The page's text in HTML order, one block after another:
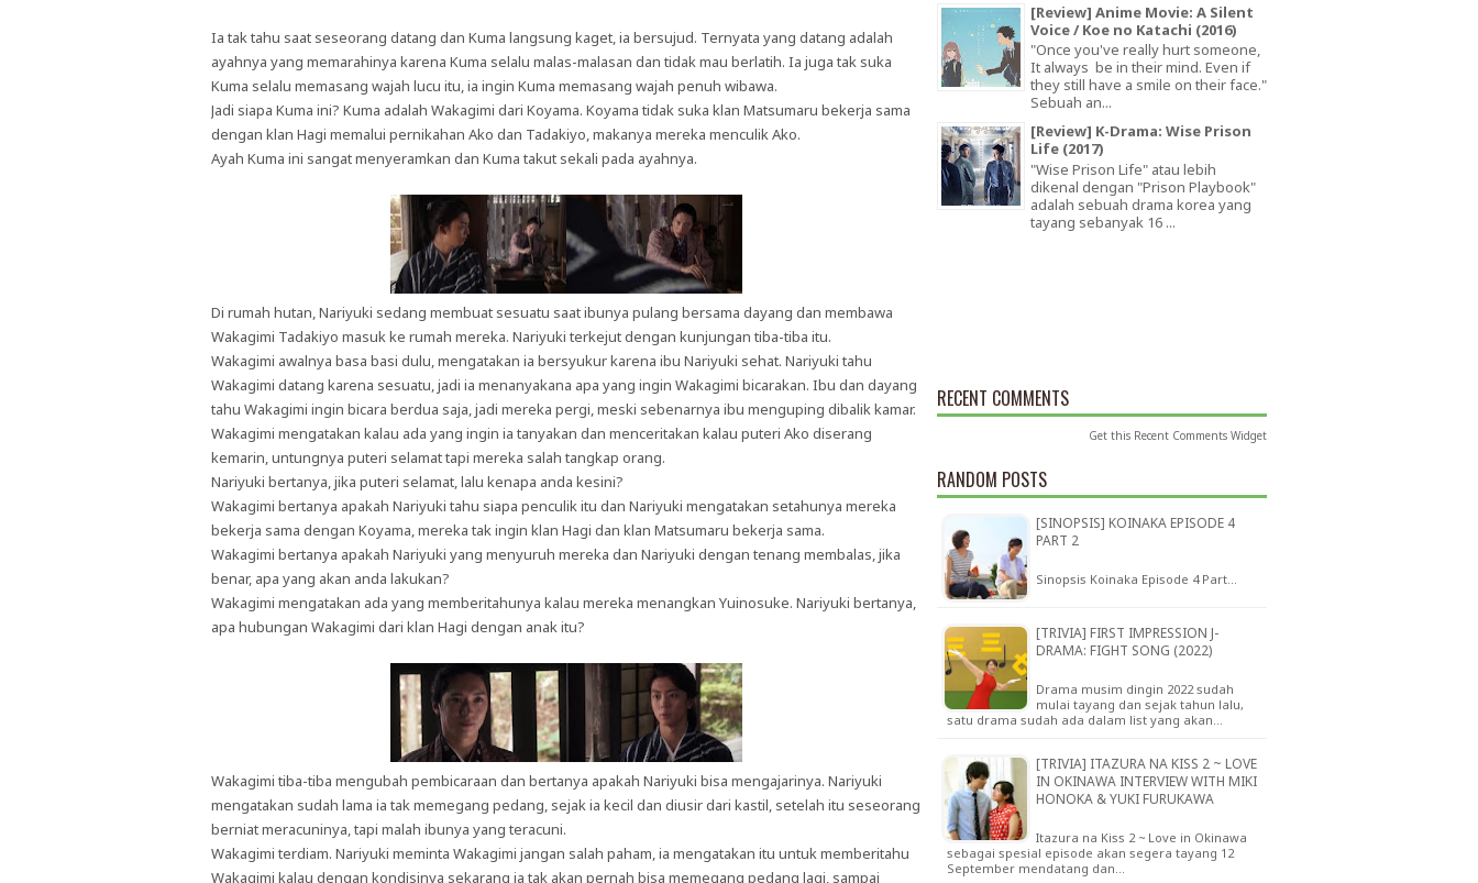
Ia tak tahu saat seseorang datang dan Kuma langsung kaget, ia bersujud. Ternyata yang datang adalah
ayahnya yang memarahinya karena Kuma selalu malas-malasan dan tidak mau berlatih. Ia juga tak suka
Kuma selalu memasang wajah lucu itu, ia ingin Kuma memasang wajah penuh wibawa.
Jadi siapa Kuma ini? Kuma adalah Wakagimi dari Koyama. Koyama tidak suka klan Matsumaru bekerja sama
dengan klan Hagi memalui pernikahan Ako dan Tadakiyo, makanya mereka menculik Ako.
Ayah Kuma ini sangat menyeramkan dan Kuma takut sekali pada ayahnya.
Di rumah hutan, Nariyuki sedang membuat sesuatu saat ibunya pulang bersama dayang dan membawa
Wakagimi Tadakiyo masuk ke rumah mereka. Nariyuki terkejut dengan kunjungan tiba-tiba itu.
Wakagimi awalnya basa basi dulu, mengatakan ia bersyukur karena ibu Nariyuki sehat. Nariyuki tahu
Wakagimi datang karena sesuatu, jadi ia menanyakana apa yang ingin Wakagimi bicarakan. Ibu dan dayang
tahu Wakagimi ingin bicara berdua saja, jadi mereka pergi, meski sebenarnya ibu menguping dibalik kamar.
Wakagimi mengatakan kalau ada yang ingin ia tanyakan dan menceritakan kalau puteri Ako diserang
kemarin, untungnya puteri selamat tapi mereka salah tangkap orang.
Nariyuki bertanya, jika puteri selamat, lalu kenapa anda kesini?
Wakagimi bertanya apakah Nariyuki tahu siapa penculik itu dan Nariyuki mengatakan setahunya mereka
bekerja sama dengan Koyama, mereka tak ingin klan Hagi dan klan Matsumaru bekerja sama.
Wakagimi bertanya apakah Nariyuki yang menyuruh mereka dan Nariyuki dengan tenang membalas, jika
benar, apa yang akan anda lakukan?
Wakagimi mengatakan ada yang memberitahunya kalau mereka menangkan Yuinosuke. Nariyuki bertanya,
apa hubungan Wakagimi dari klan Hagi dengan anak itu?
Wakagimi tiba-tiba mengubah pembicaraan dan bertanya apakah Nariyuki bisa mengajarinya. Nariyuki
mengatakan sudah lama ia tak memegang pedang, sejak ia kecil dan diusir dari kastil, setelah itu seseorang
berniat meracuninya, tapi malah ibunya yang teracuni.
Wakagimi terdiam. Nariyuki meminta Wakagimi jangan salah paham, ia mengatakan itu untuk memberitahu
Wakagimi kalau dengan kondisinya sekarang ia tak akan pernah bisa memegang pedang lagi, sampai
[Review] Anime Movie: A Silent
Voice / Koe no Katachi (2016)
"Once you've really hurt someone,
It always be in their mind. Even if
they still have a smile on their face."
Sebuah an...
[Review] K-Drama: Wise Prison
Life (2017)
"Wise Prison Life" atau lebih
dikenal dengan "Prison Playbook"
adalah sebuah drama korea yang
tayang sebanyak 16 ...
RECENT COMMENTS
Get this Recent Comments Widget
RANDOM POSTS
[SINOPSIS] KOINAKA EPISODE 4
PART 2
Sinopsis Koinaka Episode 4 Part…
[TRIVIA] FIRST IMPRESSION J-
DRAMA: FIGHT SONG (2022)
Drama musim dingin 2022 sudah
mulai tayang dan sejak tahun lalu,
satu drama sudah ada dalam list yang akan…
[TRIVIA] ITAZURA NA KISS 2 ~ LOVE
IN OKINAWA INTERVIEW WITH MIKI
HONOKA & YUKI FURUKAWA
Itazura na Kiss 2 ~ Love in Okinawa
sebagai spesial episode akan segera tayang 12
September mendatang dan…